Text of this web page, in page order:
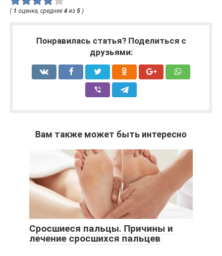
( 1 оценка, среднее 4 из 5 )
Понравилась статья? Поделиться с
друзьями:
Вам также может быть интересно
Сросшиеся пальцы. Причины и
лечение сросшихся пальцев